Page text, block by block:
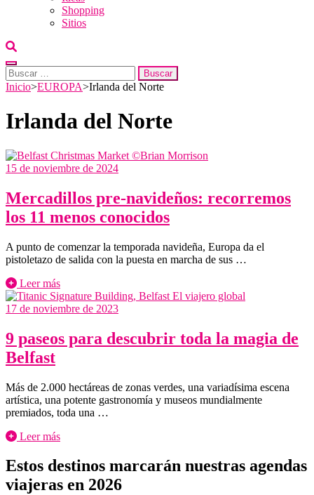
Shopping
Sitios
Buscar:
Inicio>EUROPA>Irlanda del Norte
Irlanda del Norte
15 de noviembre de 2024
Mercadillos pre-navideños: recorremos
los 11 menos conocidos
A punto de comenzar la temporada navideña, Europa da el
pistoletazo de salida con la puesta en marcha de sus …
Leer más
17 de noviembre de 2023
9 paseos para descubrir toda la magia de
Belfast
Más de 2.000 hectáreas de zonas verdes, una variadísima escena
artística, una potente gastronomía y museos mundialmente
premiados, toda una …
Leer más
Estos destinos marcarán nuestras agendas
viajeras en 2026